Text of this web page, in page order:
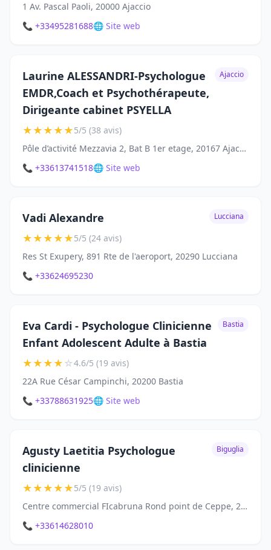
1 Av. Pascal Paoli, 20000 Ajaccio
📞 +33495281688🌐 Site web
Laurine ALESSANDRI-Psychologue
EMDR,Coach et Psychothérapeute,
Dirigeante cabinet PSYELLA
Ajaccio
★★★★★5/5 (38 avis)
Pôle d’activité Mezzavia 2, Bat B 1er etage, 20167 Ajaccio
📞 +33613741518🌐 Site web
Vadi Alexandre Lucciana
★★★★★5/5 (24 avis)
Res St Exupery, 891 Rte de l'aeroport, 20290 Lucciana
📞 +33624695230
Eva Cardi - Psychologue Clinicienne
Enfant Adolescent Adulte à Bastia
Bastia
★★★★☆4.6/5 (19 avis)
22A Rue César Campinchi, 20200 Bastia
📞 +33788631925🌐 Site web
Agusty Laetitia Psychologue
clinicienne
Biguglia
★★★★★5/5 (19 avis)
Centre commercial FIcabruna Rond point de Ceppe, 20620 Biguglia
📞 +33614628010